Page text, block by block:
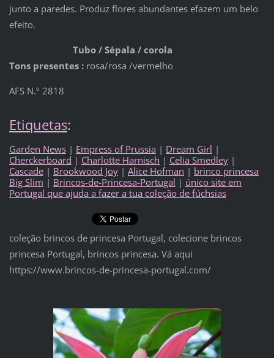
junto a paredes. Produz flores abundantes efazem um belo
efeito.
Tubo / Sépala / corola
Tons presentes :rosa/rosa /vermelho
AFS N.º 2818
Etiquetas:
Garden News | Empress of Prussia | Dream Girl |
Cherckerboard | Charlotte Harnisch | Celia Smedley |
Cascade | Brookwood Joy | Alice Hofman | brinco princesa
Big Slim | Brincos-de-Princesa-Portugal | único site em
Portugal que ajuda a fazer a tua coleção de fúchsias
coleção brincos de princesa Portugal, colecione brincos
princesa Portugal, brincos princesa. Vá aqui
https://www.brincos-de-princesa-portugal.com/